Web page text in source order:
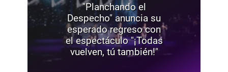
"Planchando el
Despecho" anuncia su
esperado regreso con
el espectáculo "¡Todas
vuelven, tú también!"